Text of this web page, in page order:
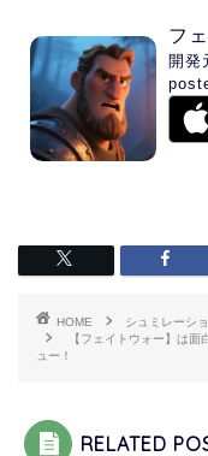
フ
開発
HOME
シュミレーシ
【フェイトウォー】は
ュー！
RELATED